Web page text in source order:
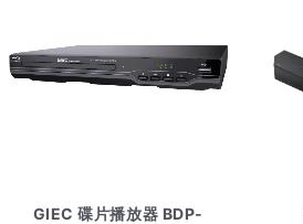
GIEC 碟片播放器 BDP-